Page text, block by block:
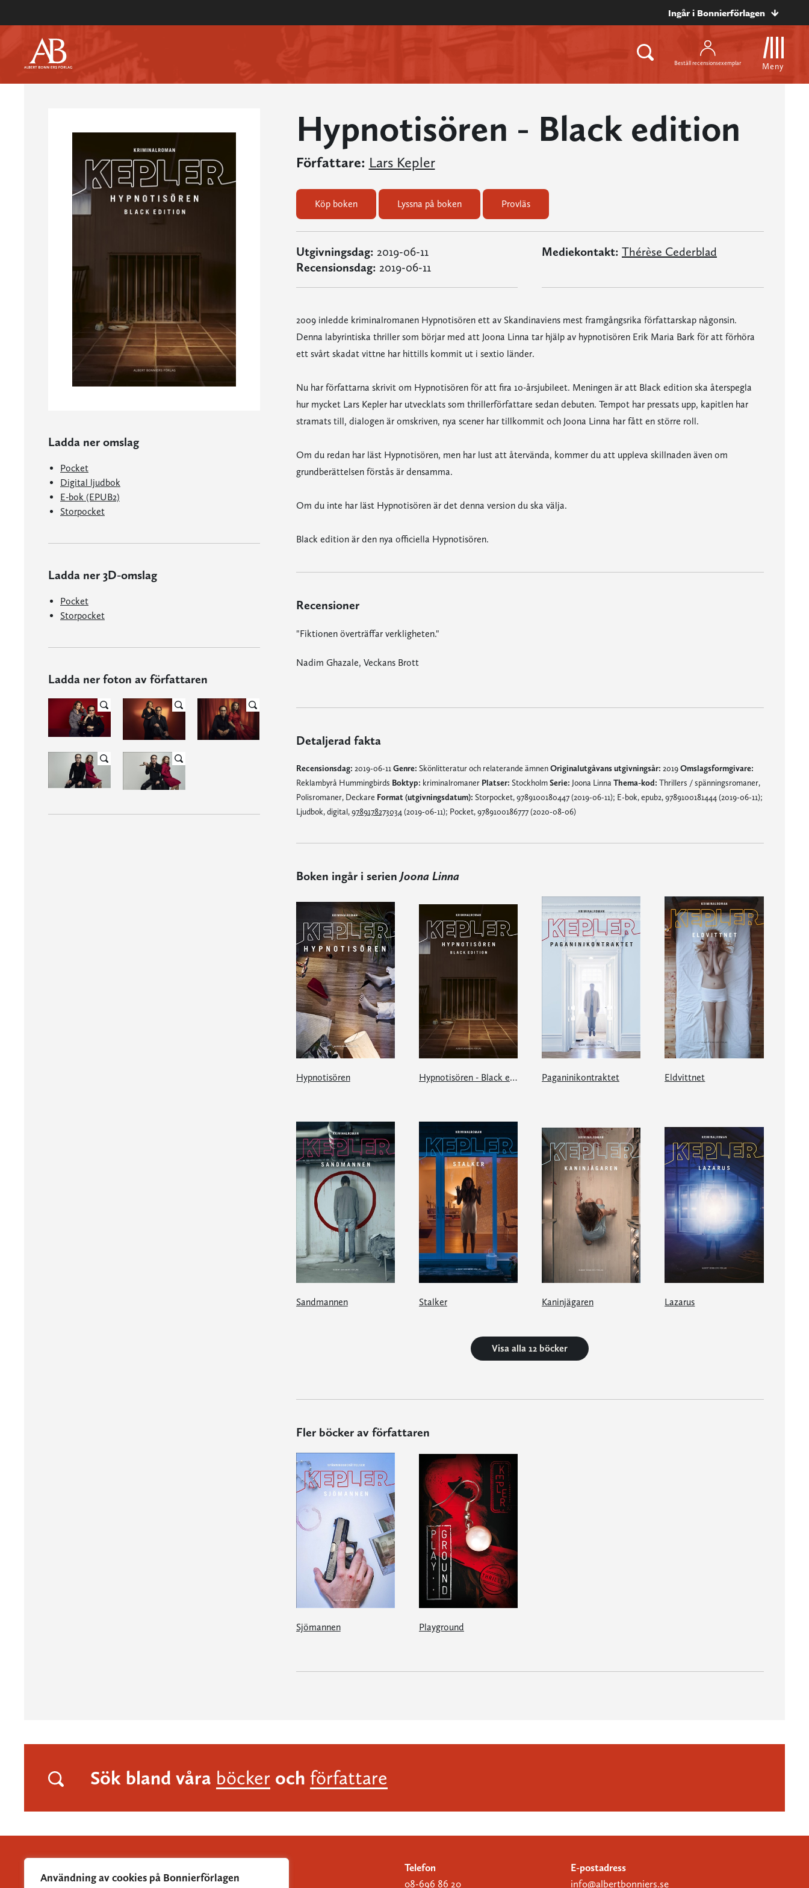
Användning av cookies på Bonnierförlagen
Ingår i Bonnierförlagen
Beställ recensionsexemplar Meny
Ladda ner omslag
Pocket
Digital ljudbok
E-bok (EPUB2)
Storpocket
Ladda ner 3D-omslag
Pocket
Storpocket
Ladda ner foton av författaren
Hypnotisören - Black edition
Författare: Lars Kepler
Köp boken Lyssna på boken Provläs
Utgivningsdag: 2019-06-11
Recensionsdag: 2019-06-11
Mediekontakt: Thérèse Cederblad
2009 inledde kriminalromanen Hypnotisören ett av Skandinaviens mest framgångsrika författarskap någonsin.
Denna labyrintiska thriller som börjar med att Joona Linna tar hjälp av hypnotisören Erik Maria Bark för att förhöra
ett svårt skadat vittne har hittills kommit ut i sextio länder.
Nu har författarna skrivit om Hypnotisören för att fira 10-årsjubileet. Meningen är att Black edition ska återspegla
hur mycket Lars Kepler har utvecklats som thrillerförfattare sedan debuten. Tempot har pressats upp, kapitlen har
stramats till, dialogen är omskriven, nya scener har tillkommit och Joona Linna har fått en större roll.
Om du redan har läst Hypnotisören, men har lust att återvända, kommer du att uppleva skillnaden även om
grundberättelsen förstås är densamma.
Om du inte har läst Hypnotisören är det denna version du ska välja.
Black edition är den nya officiella Hypnotisören.
Recensioner
"Fiktionen överträffar verkligheten."
Nadim Ghazale, Veckans Brott
Detaljerad fakta
Recensionsdag: 2019-06-11 Genre: Skönlitteratur och relaterande ämnenOriginalutgåvans utgivningsår: 2019Omslagsformgivare:
Reklambyrå Hummingbirds Boktyp: kriminalromaner Platser: StockholmSerie: Joona Linna Thema-kod: Thrillers / spänningsromaner,
Polisromaner, Deckare Format (utgivningsdatum): Storpocket, 9789100180447 (2019-06-11); E-bok, epub2, 9789100181444 (2019-06-11);
Ljudbok, digital,9789178273034 (2019-06-11); Pocket, 9789100186777 (2020-08-06)
Boken ingår i serien Joona Linna
Hypnotisören Hypnotisören - Black edition Paganinikontraktet Eldvittnet
Sandmannen Stalker Kaninjägaren Lazarus
Visa alla 12 böcker
Fler böcker av författaren
Sjömannen Playground
Sök bland våra böcker och författare
Telefon
08-696 86 20
E-postadress
info@albertbonniers.se